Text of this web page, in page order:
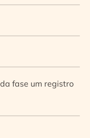
fase um registro